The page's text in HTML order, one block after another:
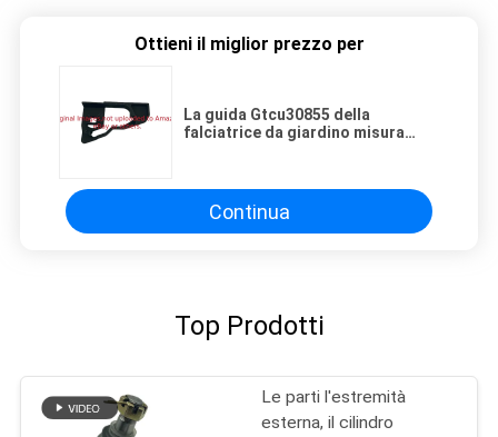
Ottieni il miglior prezzo per
La guida Gtcu30855 della
falciatrice da giardino misura
Continua
Top Prodotti
Le parti l'estremità
esterna, il cilindro